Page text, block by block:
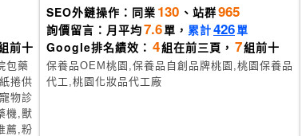
前十
包藥
捲供
物診
機,獸
薦,粉
SEO外鏈操作：同業 130 、站群965
詢價留言：月平均7.6單， 累計426單
Google排名績效： 4組在前三頁， 7組前十
保養品OEM桃園,保養品自創品牌桃園,桃園保養品
代工,桃園化妝品代工廠